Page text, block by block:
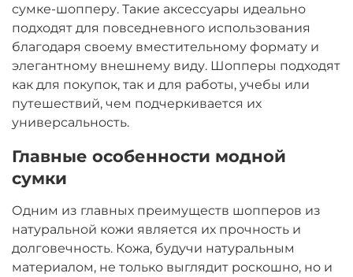
сумке-шопперу. Такие аксессуары идеально
подходят для повседневного использования
благодаря своему вместительному формату и
элегантному внешнему виду. Шопперы подходят
как для покупок, так и для работы, учебы или
путешествий, чем подчеркивается их
универсальность.
Главные особенности модной
сумки
Одним из главных преимуществ шопперов из
натуральной кожи является их прочность и
долговечность. Кожа, будучи натуральным
материалом, не только выглядит роскошно, но и